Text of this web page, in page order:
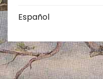
Español